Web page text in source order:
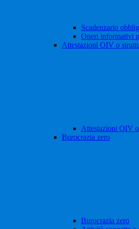
Scadenzario
Oneri informativi
Attestazioni OIV o
Attestazioni OIV
Burocrazia zero
Burocrazia zero